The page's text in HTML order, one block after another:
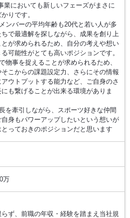
業においても新しいフェーズがまさに
りです。
ンバーの平均年齢も20代と若い人が多
ちで最適解を探しながら、成果を創り上
が求められるため、自分の考えや想い
可能性がとても高いポジションです。
物事を捉えることが求められるため、
こからの課題設定力、さらにその情報
ウトプットする能力など、ご自身のさ
にも繋げることが出来る環境がありま
を牽引しながら、スポーツ好きな仲間
自身もパワーアップしたいという想いが
っておきのポジションだと思います
万
ず、前職の年収・経験を踏まえ当社規